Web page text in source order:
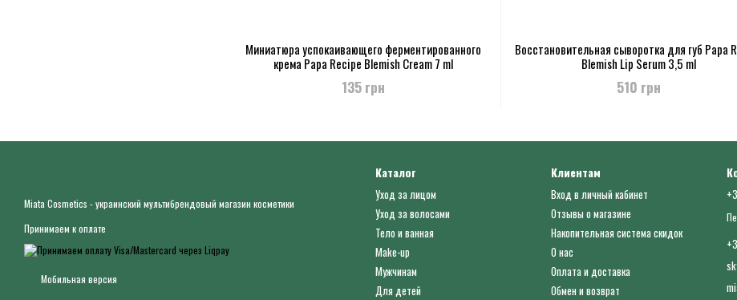
Миниатюра успокаивающего ферментированного
крема Papa Recipe Blemish Cream 7 ml
135 грн
Восстановительная сыворотка для губ Papa
Blemish Lip Serum 3,5 ml
510 грн
Miata Cosmetics - украинский мультибрендовый магазин косметики
Принимаем к оплате
Мобильная версия
Каталог
Уход за лицом
Уход за волосами
Тело и ванная
Make-up
Мужчинам
Для детей
Клиентам
Вход в личный кабинет
Отзывы о магазине
Накопительная система скидок
О нас
Оплата и доставка
Обмен и возврат